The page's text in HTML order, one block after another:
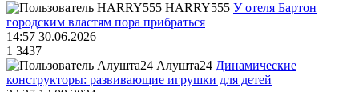
HARRY555 У отеля Бартон
городским властям пора прибраться
14:57 30.06.2026
1 3437
Алушта24 Динамические
конструкторы: развивающие игрушки для детей